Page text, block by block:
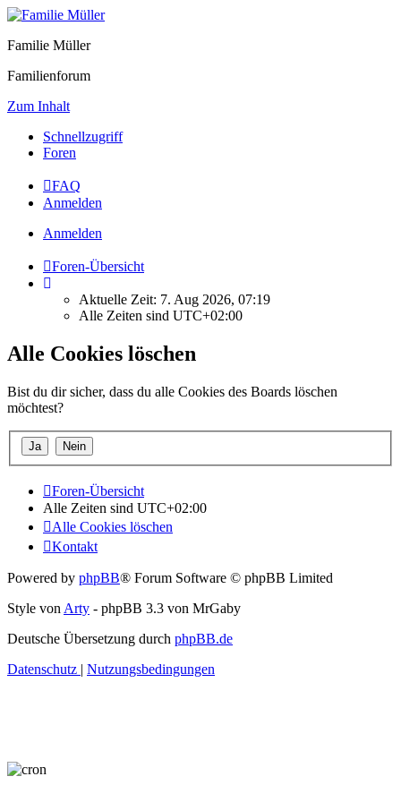
Familie Müller
Familienforum
Zum Inhalt
Schnellzugriff
Foren
FAQ
Anmelden
Anmelden
Foren-Übersicht
Aktuelle Zeit: 7. Aug 2026, 07:19
Alle Zeiten sind UTC+02:00
Alle Cookies löschen
Bist du dir sicher, dass du alle Cookies des Boards löschen
möchtest?
Foren-Übersicht
Alle Zeiten sind UTC+02:00
Alle Cookies löschen
Kontakt
Powered by phpBB® Forum Software © phpBB Limited
Style vonArty - phpBB 3.3 von MrGaby
Deutsche Übersetzung durch phpBB.de
Datenschutz | Nutzungsbedingungen